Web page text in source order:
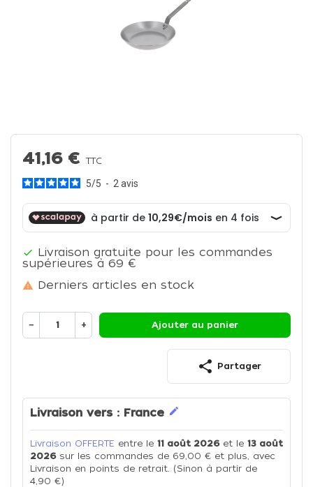
41,16 €TTC
5/5 - 2 avis
 Livraison gratuite pour les commandes
supérieures à 69 €
 Derniers articles en stock
− + Ajouter au panier
share Partager
Livraison vers : France edit
Livraison OFFERTE entre le 11 août 2026et le 13 août
2026sur les commandes de 69,00 € et plus, avec
Livraison en points de retrait. (Sinon à partir de
4,90 €)